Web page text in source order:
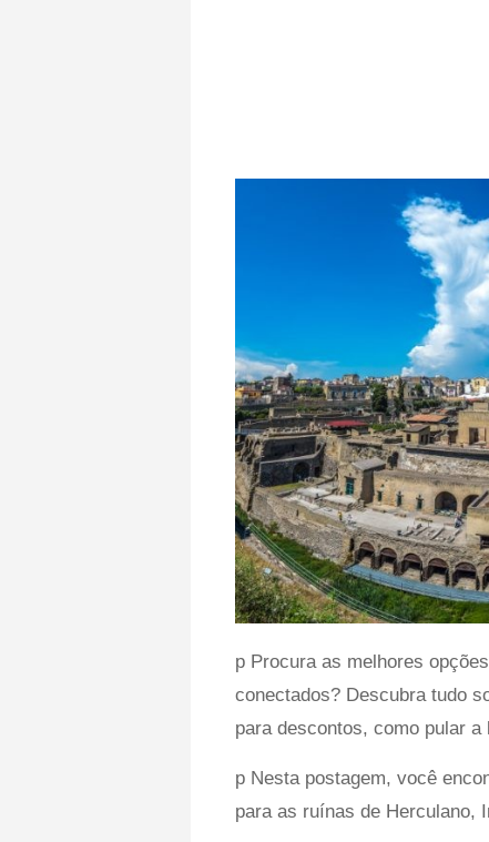
p Procura as melhores
conectados? Descubra tudo
para descontos, como pular
p Nesta postagem, você
para as ruínas de Herculano,